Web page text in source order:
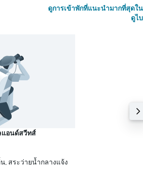
ดูการเข้าพักที่แนะนำมากที่สุดใน
ดูไบ
แอนด์สวีทส์
สระว่ายน้ำกลางแจ้ง